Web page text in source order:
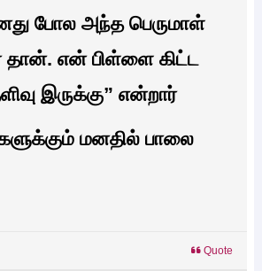
போல அந்த பெருமாள்
தான். என் பிள்ளை கிட்ட
இருக்கு” என்றார்
மனதில் பாலை
Quote